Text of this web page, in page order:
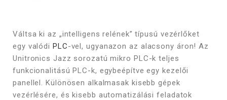
Váltsa ki az „intelligens relének” típusú vezérlőket
egy valódi PLC-vel, ugyanazon az alacsony áron! Az
Unitronics Jazz sorozatú mikro PLC-k teljes
funkcionalitású PLC-k, egybeépítve egy kezelői
panellel. Különösen alkalmasak kisebb gépek
vezérlésére, és kisebb automatizálási feladatok